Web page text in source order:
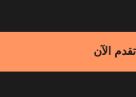
تقدم الآن